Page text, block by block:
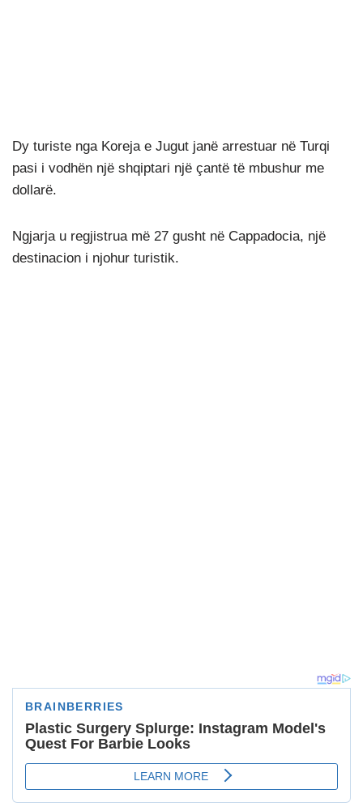
Dy turiste nga Koreja e Jugut janë arrestuar në Turqi
pasi i vodhën një shqiptari një çantë të mbushur me
dollarë.
Ngjarja u regjistrua më 27 gusht në Cappadocia, një
destinacion i njohur turistik.